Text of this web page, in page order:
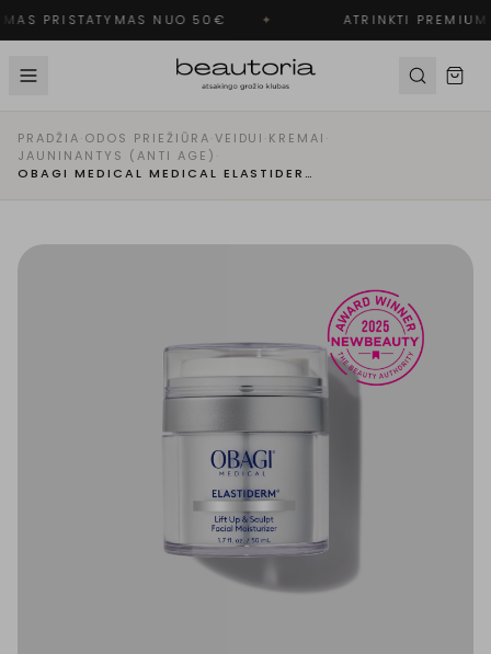
PRISTATYMAS NUO 50€ ✦ ATRINKTI PREMIUM
PRADŽIA·ODOS PRIEŽIŪRA·VEIDUI ·KREMAI ·
JAUNINANTYS (ANTI AGE) ·
OBAGI MEDICAL MEDICAL ELASTIDERM - LIFTINGUOJANTIS IR STANGRINANTIS VEIDO KREMAS